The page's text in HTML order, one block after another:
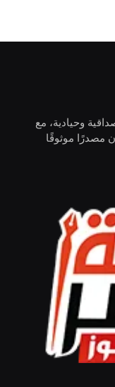
وحيادية، مع
مصدرًا موثوقًا